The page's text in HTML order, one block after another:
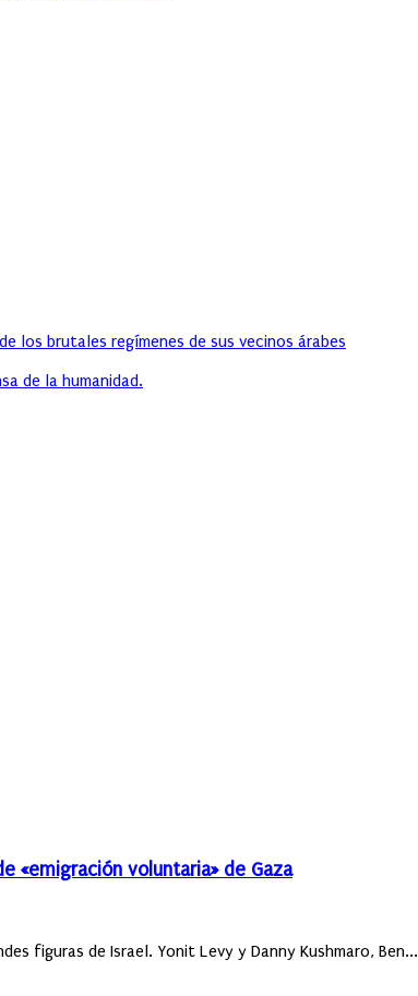
los brutales regímenes de sus vecinos árabes
de la humanidad.
«emigración voluntaria» de Gaza
figuras de Israel. Yonit Levy y Danny Kushmaro, Ben...